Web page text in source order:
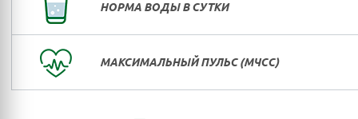
НОРМА ВОДЫ В СУТКИ
МАКСИМАЛЬНЫЙ ПУЛЬС (МЧСС)